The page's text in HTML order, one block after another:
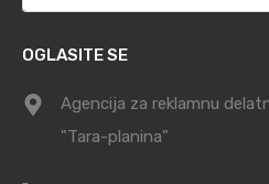
OGLASITE SE
Agencija za reklamnu
"Tara-planina"